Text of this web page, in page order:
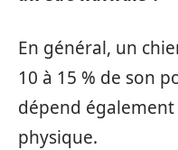
En général, un
10 à 15 % de son
dépend
physique.